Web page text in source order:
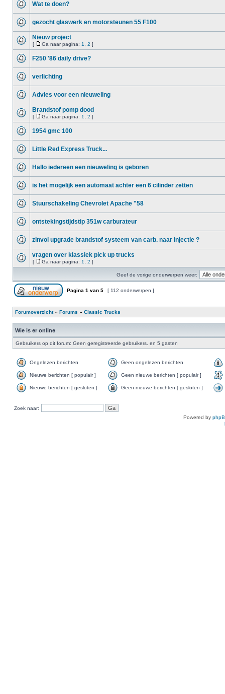
Wat te doen?
gezocht glaswerk en motorsteunen 55 F100
Nieuw project
[ Ga naar pagina: 1 2 ]
F250 '86 daily drive?
verlichting
Advies voor een nieuweling
Brandstof pomp dood
[ Ga naar pagina: 1 2 ]
1954 gmc 100
Little Red Express Truck...
Hallo iedereen een nieuweling is geboren
is het mogelijk een automaat achter een 6 cilinder zetten
Stuurschakeling Chevrolet Apache "58
ontstekingstijdstip 351w carburateur
zinvol upgrade brandstof systeem van carb. naar injectie ?
vragen over klassiek pick up trucks
[ Ga naar pagina: 1 2 ]
Geef de vorige onderwerpen weer:
Pagina 1 van 5 [ 112 onderwerpen ]
Forumoverzicht» Forums » Classic Trucks
Wie is er online
Gebruikers op dit forum: Geen geregistreerde gebruikers. en 5 gasten
Ongelezen berichten Geen ongelezen berichten
Nieuwe berichten [ populair ] Geen nieuwe berichten [ populair ]
Nieuwe berichten [ gesloten ] Geen nieuwe berichten [ gesloten ]
Zoek naar:
Powered by